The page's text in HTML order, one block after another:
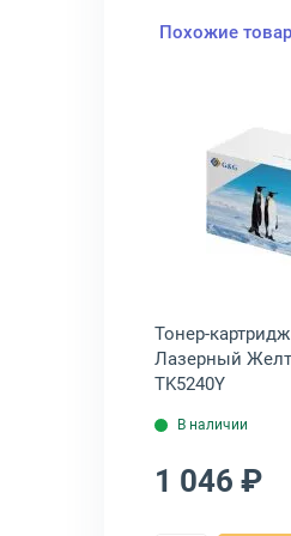
Похожие
Лазерный Черный 4000стр,
товар: Тонер-картридж
Тонер-картридж
Лазерный
TK5240Y
В наличии
1 046 ₽